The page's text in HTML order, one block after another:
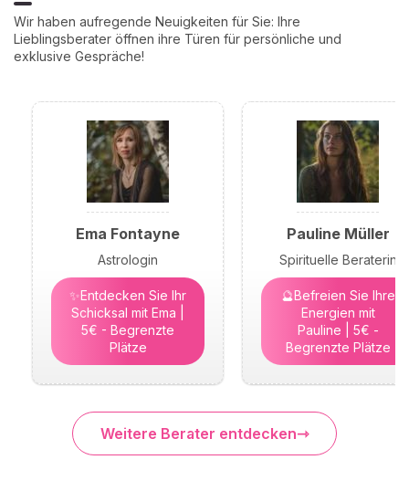
Wir haben aufregende Neuigkeiten für Sie: Ihre
Lieblingsberater öffnen ihre Türen für persönliche und
exklusive Gespräche!
Ema Fontayne
Astrologin
✨Entdecken Sie Ihr
Schicksal mit Ema |
5€ - Begrenzte
Plätze
Pauline Müller
Spirituelle Beraterin
🔮Befreien Sie Ihre
Energien mit
Pauline | 5€ -
Begrenzte Plätze
Weitere Berater entdecken